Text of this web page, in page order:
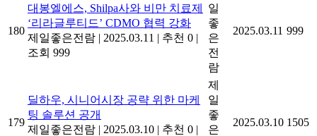
180
대봉엘에스, Shilpa사와 비만 치료제
‘리라글루티드’ CDMO 협력 강화
제일좋은전람 | 2025.03.11 | 추천 0 |
조회 999
일
좋
은
전
람
2025.03.11 999
179
딜하우, 시니어시장 공략 위한 마케
팅 솔루션 공개
제일좋은전람 | 2025.03.10 | 추천 0 |
제
일
좋
은
2025.03.10 1505